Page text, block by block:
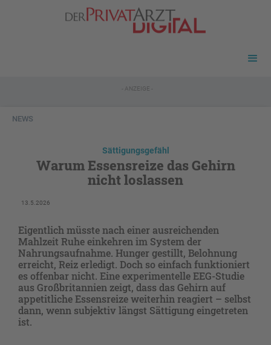
- ANZEIGE -
NEWS
Sättigungsgefähl
Warum Essensreize das Gehirn
nicht loslassen
13.5.2026
Eigentlich müsste nach einer ausreichenden
Mahlzeit Ruhe einkehren im System der
Nahrungsaufnahme. Hunger gestillt, Belohnung
erreicht, Reiz erledigt. Doch so einfach funktioniert
es offenbar nicht. Eine experimentelle EEG-Studie
aus Großbritannien zeigt, dass das Gehirn auf
appetitliche Essensreize weiterhin reagiert – selbst
dann, wenn subjektiv längst Sättigung eingetreten
ist.